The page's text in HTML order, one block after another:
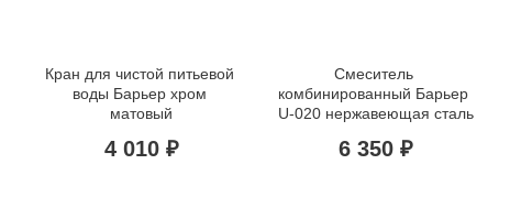
Кран для чистой питьевой
воды Барьер хром
матовый
4 010 ₽
Смеситель
комбинированный Барьер
U-020 нержавеющая сталь
6 350 ₽